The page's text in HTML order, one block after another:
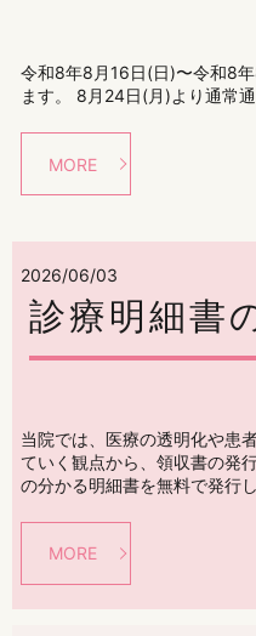
令和8年8月16日(日)〜令和8
ます。 8月24日(月)より通常通
MORE
2026/06/03
診療明細書
当院では、医療の透明化や患
ていく観点から、領収書の発
の分かる明細書を無料で発行
MORE